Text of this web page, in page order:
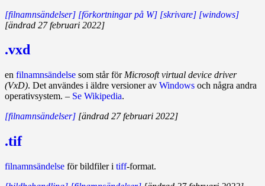
[filnamnsändelser] [förkortningar på W] [skrivare] [windows]
[ändrad 27 februari 2022]
.vxd
en filnamnsändelse som står för Microsoft virtual device driver
(VxD). Det användes i äldre versioner av Windows och några andra
operativsystem. – Se Wikipedia.
[filnamnsändelser] [ändrad 27 februari 2022]
.tif
filnamnsändelse för bildfiler i tiff-format.